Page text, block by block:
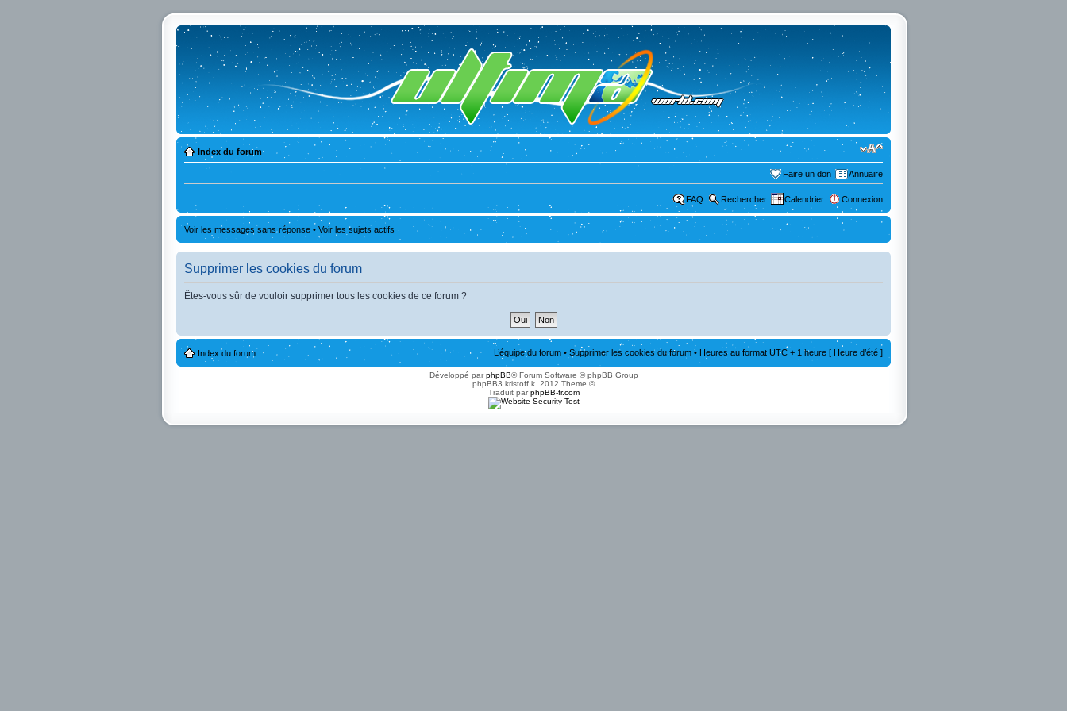
Index du forum
Faire un don Annuaire
FAQ Rechercher Calendrier Connexion
Voir les messages sans réponse • Voir les sujets actifs
Supprimer les cookies du forum
Êtes-vous sûr de vouloir supprimer tous les cookies de ce forum ?
Index du forum L’équipe du forum • Supprimer les cookies du forum • Heures au format UTC + 1 heure [ Heure d’été ]
Développé parphpBB® Forum Software © phpBB Group
phpBB3 kristoff k. 2012 Theme ©
Traduit parphpBB-fr.com